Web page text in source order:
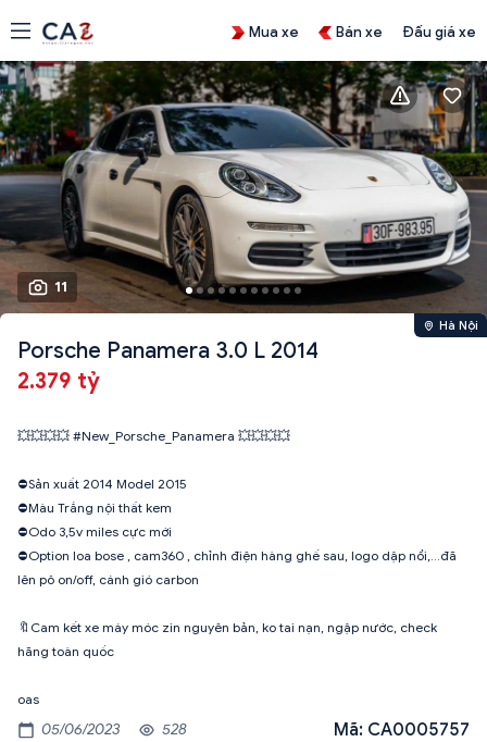
Mua xe Bán xe Đấu giá xe
11
Hà Nội
Porsche Panamera 3.0 L 2014
2.379 tỷ
💥💥💥💥 #New_Porsche_Panamera 💥💥💥💥
⛔️Sản xuất 2014 Model 2015
⛔️Màu Trắng nội thất kem
⛔️Odo 3,5v miles cực mới
⛔️Option loa bose , cam360 , chỉnh điện hàng ghế sau, logo dập nổi,…đã
lên pô on/off, cánh gió carbon
🔖Cam kết xe máy móc zin nguyên bản, ko tai nạn, ngập nước, check
hãng toàn quốc
oas
05/06/2023 528 Mã: CA0005757